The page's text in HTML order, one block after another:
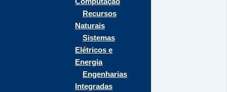
Recursos
Naturais
Sistemas
Elétricos e
Energia
Engenharias
Integradas